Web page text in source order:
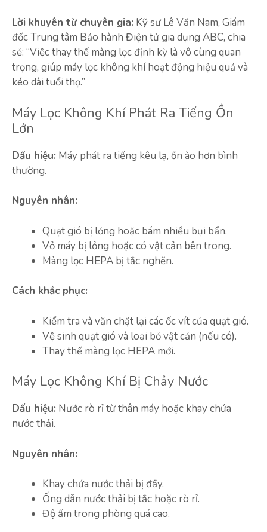
Lời khuyên từ chuyên gia: Kỹ sư Lê Văn Nam, Giám
đốc Trung tâm Bảo hành Điện tử gia dụng ABC, chia
sẻ: “Việc thay thế màng lọc định kỳ là vô cùng quan
trọng, giúp máy lọc không khí hoạt động hiệu quả và
kéo dài tuổi thọ.”
Máy Lọc Không Khí Phát Ra Tiếng Ồn
Lớn
Dấu hiệu: Máy phát ra tiếng kêu lạ, ồn ào hơn bình
thường.
Nguyên nhân:
Quạt gió bị lỏng hoặc bám nhiều bụi bẩn.
Vỏ máy bị lỏng hoặc có vật cản bên trong.
Màng lọc HEPA bị tắc nghẽn.
Cách khắc phục:
Kiểm tra và vặn chặt lại các ốc vít của quạt gió.
Vệ sinh quạt gió và loại bỏ vật cản (nếu có).
Thay thế màng lọc HEPA mới.
Máy Lọc Không Khí Bị Chảy Nước
Dấu hiệu: Nước rò rỉ từ thân máy hoặc khay chứa
nước thải.
Nguyên nhân:
Khay chứa nước thải bị đầy.
Ống dẫn nước thải bị tắc hoặc rò rỉ.
Độ ẩm trong phòng quá cao.